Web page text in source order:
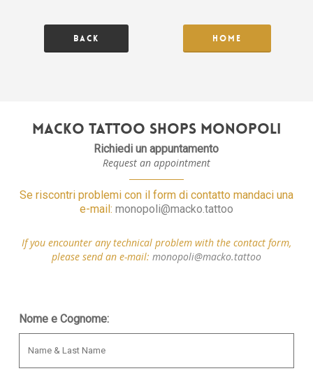
Back Home
Macko Tattoo Shops Monopoli
Richiedi un appuntamento
Request an appointment
Se riscontri problemi con il form di contatto mandaci una
e-mail: monopoli@macko.tattoo
If you encounter any technical problem with the contact form,
please send an e-mail: monopoli@macko.tattoo
Nome e Cognome: